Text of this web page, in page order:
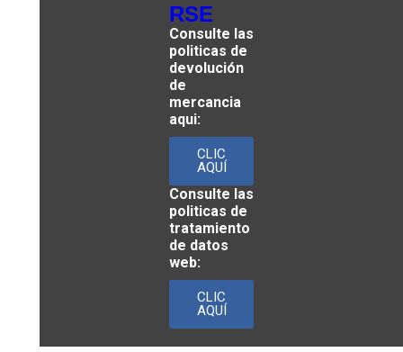
RSE
Consulte las
politicas de
devolución
de
mercancia
aqui:
CLIC
AQUÍ
Consulte las
politicas de
tratamiento
de datos
web:
CLIC
AQUÍ